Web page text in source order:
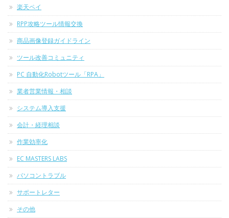
楽天ペイ
RPP攻略ツール情報交換
商品画像登録ガイドライン
ツール改善コミュニティ
PC 自動化Robotツール「RPA」
業者営業情報・相談
システム導入支援
会計・経理相談
作業効率化
EC MASTERS LABS
パソコントラブル
サポートレター
その他